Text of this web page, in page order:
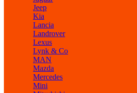
Jeep
Kia
Lancia
Landrover
Lexus
Lynk & Co
MAN
Mazda
Mercedes
Mini